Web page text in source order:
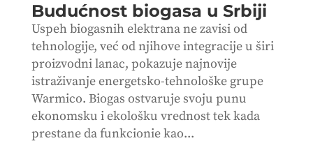
Budućnost biogasa u Srbiji
Uspeh biogasnih elektrana ne zavisi od
tehnologije, već od njihove integracije u širi
proizvodni lanac, pokazuje najnovije
istraživanje energetsko-tehnološke grupe
Warmico. Biogas ostvaruje svoju punu
ekonomsku i ekološku vrednost tek kada
prestane da funkcionie kao...